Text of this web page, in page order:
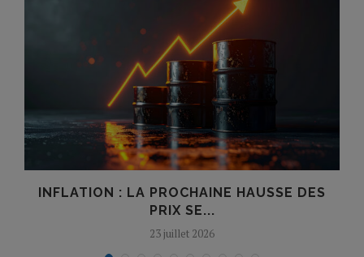
INFLATION : LA PROCHAINE HAUSSE DES
PRIX SE...
23 juillet 2026